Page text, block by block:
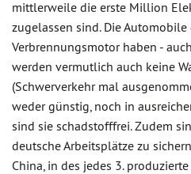
mittlerweile die erste Million
zugelassen sind. Die
Verbrennungsmotor haben -
werden vermutlich auch keine
(Schwerverkehr mal
weder günstig, noch in
sind sie schadstofffrei. Zudem
deutsche Arbeitsplätze zu
China, in des jedes 3.